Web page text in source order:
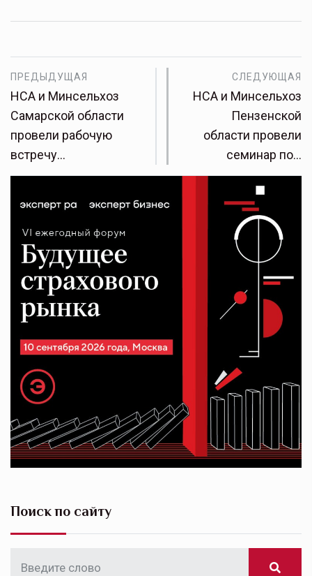
ПРЕДЫДУЩАЯ
НСА и Минсельхоз
Самарской области
провели рабочую
встречу…
СЛЕДУЮЩАЯ
НСА и Минсельхоз
Пензенской
области провели
семинар по…
Поиск по сайту